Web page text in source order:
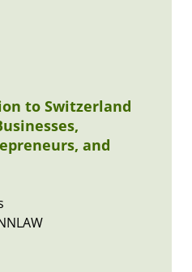
to Switzerland
and